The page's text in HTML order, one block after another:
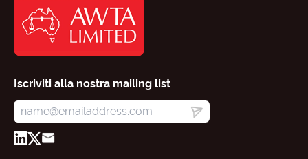
Iscriviti alla nostra mailing list